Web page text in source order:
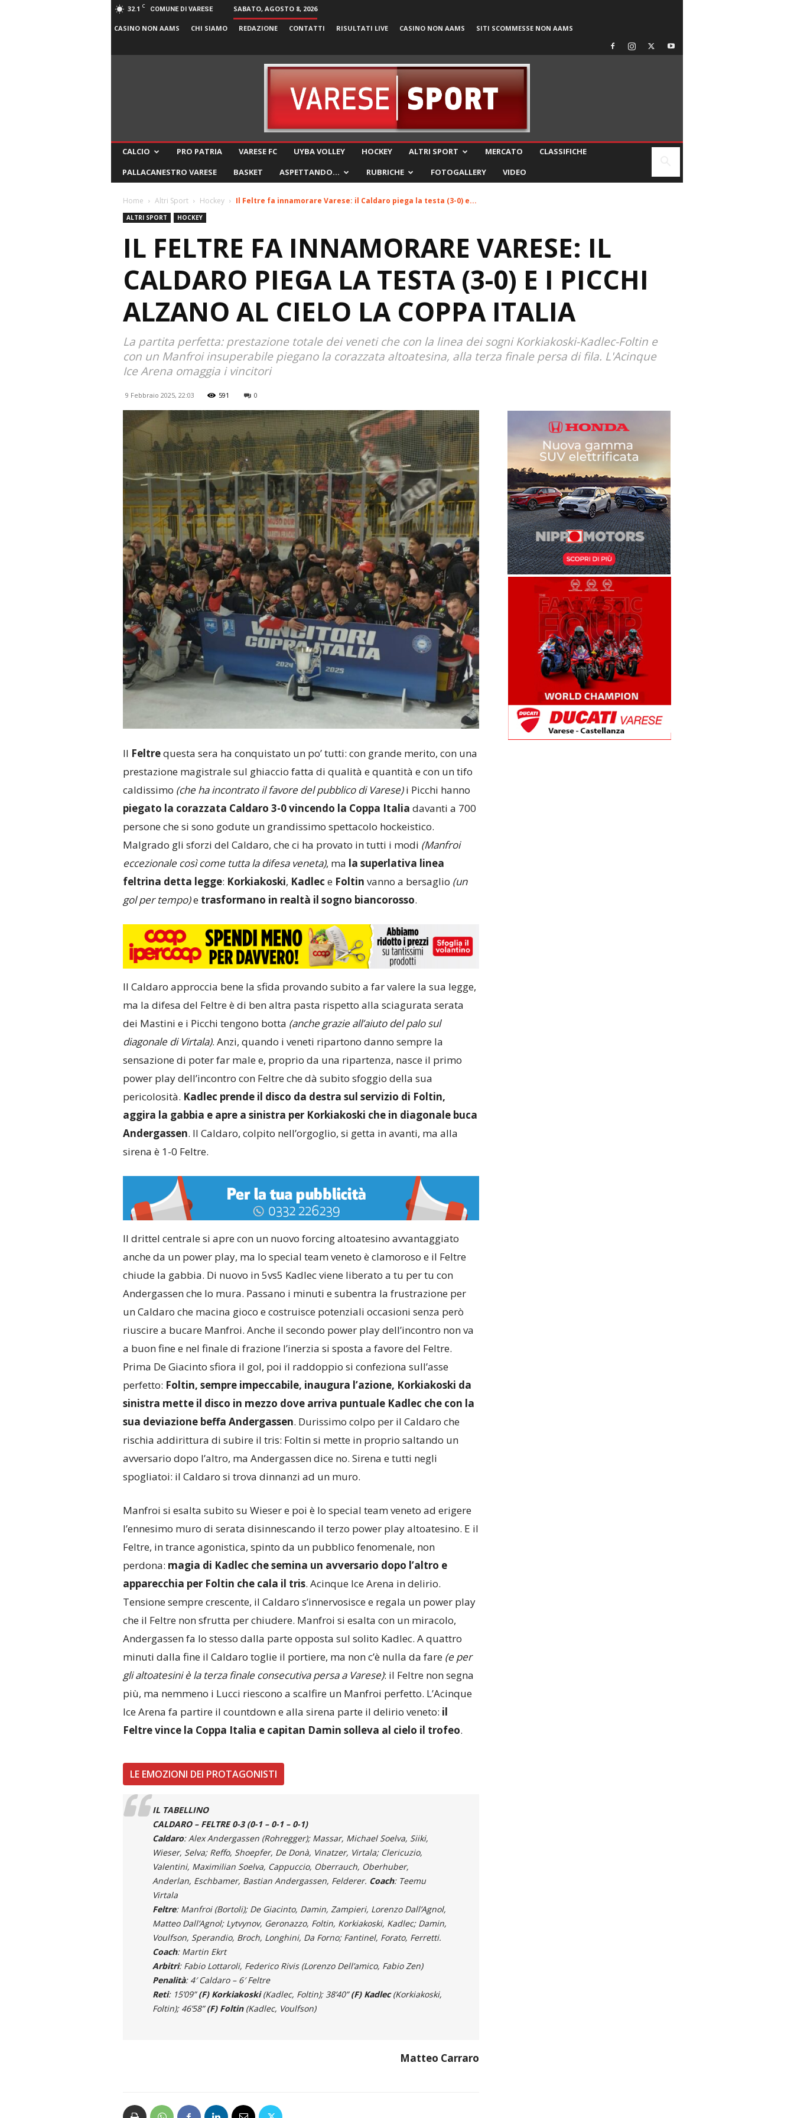
32.1 C COMUNE DI VARESE SABATO, AGOSTO 8, 2026
CASINO NON AAMS CHI SIAMO REDAZIONE CONTATTI RISULTATI LIVE CASINO NON AAMS SITI SCOMMESSE NON AAMS
CALCIO PRO PATRIA VARESE FC UYBA VOLLEY HOCKEY ALTRI SPORT MERCATO
CLASSIFICHE
PALLACANESTRO VARESE
BASKET ASPETTANDO… RUBRICHE FOTOGALLERY VIDEO
Home Altri Sport Hockey Il Feltre fa innamorare Varese: il Caldaro piega la testa (3-0) e...
ALTRI SPORT HOCKEY
IL FELTRE FA INNAMORARE VARESE: IL
CALDARO PIEGA LA TESTA (3-0) E I PICCHI
ALZANO AL CIELO LA COPPA ITALIA
La partita perfetta: prestazione totale dei veneti che con la linea dei sogni Korkiakoski-Kadlec-Foltin e
con un Manfroi insuperabile piegano la corazzata altoatesina, alla terza finale persa di fila. L'Acinque
Ice Arena omaggia i vincitori
9 Febbraio 2025, 22:03 591 0
Il Feltrequesta sera ha conquistato un po’ tutti: con grande merito, con una
prestazione magistrale sul ghiaccio fatta di qualità e quantità e con un tifo
caldissimo (che ha incontrato il favore del pubblico di Varese)i Picchi hanno
piegato la corazzata Caldaro 3-0 vincendo la Coppa Italia davanti a 700
persone che si sono godute un grandissimo spettacolo hockeistico.
Malgrado gli sforzi del Caldaro, che ci ha provato in tutti i modi (Manfroi
eccezionale così come tutta la difesa veneta), ma la superlativa linea
feltrina detta legge: Korkiakoski, Kadlec e Foltin vanno a bersaglio (un
gol per tempo)etrasformano in realtà il sogno biancorosso.
Il Caldaro approccia bene la sfida provando subito a far valere la sua legge,
ma la difesa del Feltre è di ben altra pasta rispetto alla sciagurata serata
dei Mastini e i Picchi tengono botta (anche grazie all’aiuto del palo sul
diagonale di Virtala). Anzi, quando i veneti ripartono danno sempre la
sensazione di poter far male e, proprio da una ripartenza, nasce il primo
power play dell’incontro con Feltre che dà subito sfoggio della sua
pericolosità. Kadlec prende il disco da destra sul servizio di Foltin,
aggira la gabbia e apre a sinistra per Korkiakoski che in diagonale buca
Andergassen. Il Caldaro, colpito nell’orgoglio, si getta in avanti, ma alla
sirena è 1-0 Feltre.
Il drittel centrale si apre con un nuovo forcing altoatesino avvantaggiato
anche da un power play, ma lo special team veneto è clamoroso e il Feltre
chiude la gabbia. Di nuovo in 5vs5 Kadlec viene liberato a tu per tu con
Andergassen che lo mura. Passano i minuti e subentra la frustrazione per
un Caldaro che macina gioco e costruisce potenziali occasioni senza però
riuscire a bucare Manfroi. Anche il secondo power play dell’incontro non va
a buon fine e nel finale di frazione l’inerzia si sposta a favore del Feltre.
Prima De Giacinto sfiora il gol, poi il raddoppio si confeziona sull’asse
perfetto: Foltin, sempre impeccabile, inaugura l’azione, Korkiakoski da
sinistra mette il disco in mezzo dove arriva puntuale Kadlec che con la
sua deviazione beffa Andergassen. Durissimo colpo per il Caldaro che
rischia addirittura di subire il tris: Foltin si mette in proprio saltando un
avversario dopo l’altro, ma Andergassen dice no. Sirena e tutti negli
spogliatoi: il Caldaro si trova dinnanzi ad un muro.
Manfroi si esalta subito su Wieser e poi è lo special team veneto ad erigere
l’ennesimo muro di serata disinnescando il terzo power play altoatesino. E il
Feltre, in trance agonistica, spinto da un pubblico fenomenale, non
perdona: magia di Kadlec che semina un avversario dopo l’altro e
apparecchia per Foltin che cala il tris. Acinque Ice Arena in delirio.
Tensione sempre crescente, il Caldaro s’innervosisce e regala un power play
che il Feltre non sfrutta per chiudere. Manfroi si esalta con un miracolo,
Andergassen fa lo stesso dalla parte opposta sul solito Kadlec. A quattro
minuti dalla fine il Caldaro toglie il portiere, ma non c’è nulla da fare (e per
gli altoatesini è la terza finale consecutiva persa a Varese): il Feltre non segna
più, ma nemmeno i Lucci riescono a scalfire un Manfroi perfetto. L’Acinque
Ice Arena fa partire il countdown e alla sirena parte il delirio veneto: il
Feltre vince la Coppa Italia e capitan Damin solleva al cielo il trofeo.
LE EMOZIONI DEI PROTAGONISTI
IL TABELLINO
CALDARO – FELTRE0-3 (0-1 – 0-1– 0-1)
Caldaro: Alex Andergassen (Rohregger); Massar, Michael Soelva, Siiki,
Wieser, Selva; Reffo, Shoepfer, De Donà, Vinatzer, Virtala; Clericuzio,
Valentini, Maximilian Soelva, Cappuccio, Oberrauch, Oberhuber,
Anderlan, Eschbamer, Bastian Andergassen, Felderer. Coach: Teemu
Virtala
Feltre: Manfroi (Bortoli); De Giacinto, Damin, Zampieri, Lorenzo Dall’Agnol,
Matteo Dall’Agnol; Lytvynov, Geronazzo, Foltin, Korkiakoski, Kadlec; Damin,
Voulfson, Sperandio, Broch, Longhini, Da Forno; Fantinel, Forato, Ferretti.
Coach: Martin Ekrt
Arbitri: Fabio Lottaroli, Federico Rivis (Lorenzo Dell’amico, Fabio Zen)
Penalità: 4′ Caldaro – 6′ Feltre
Reti: 15’09”(F) Korkiakoski(Kadlec, Foltin); 38’40”(F) Kadlec(Korkiakoski,
Foltin); 46’58”(F) Foltin(Kadlec, Voulfson)
Matteo Carraro